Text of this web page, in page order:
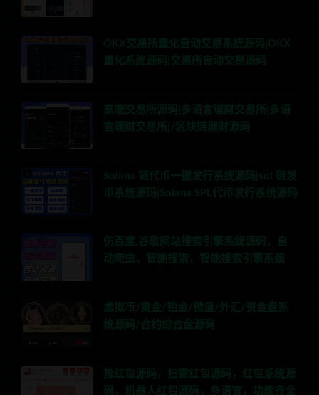
OKX交易所量化自动交易系统源码|OKX
量化系统源码|交易所自动交易源码
高端交易所源码|多语言理财交易所|多语
言理财交易所|/区块链理财源码
Solana 链代币一键发行系统源码|sol 链发
币系统源码|Solana SPL代币发行系统源码
仿百度,谷歌网站搜索引擎系统源码，自
动爬虫、智能搜索，智能搜索引擎系统
虚拟币/黄金/铂金/微盘/外汇/资金盘系
统源码/合约综合盘源码
抢红包源码，扫雷红包源码，红包系统源
码，机器人红包源码，多语言，功能齐全